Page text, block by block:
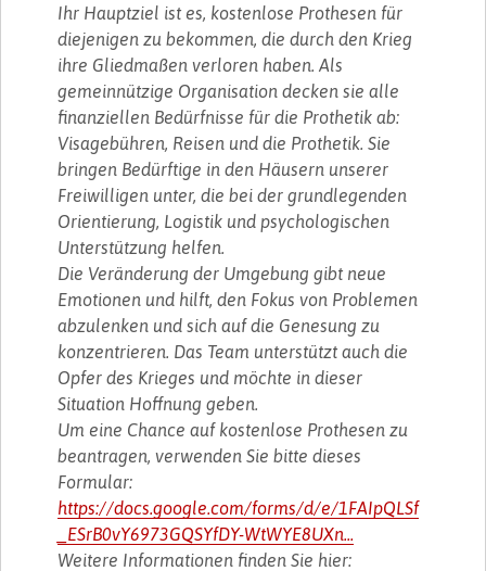
Ihr Hauptziel ist es, kostenlose Prothesen für
diejenigen zu bekommen, die durch den Krieg
ihre Gliedmaßen verloren haben. Als
gemeinnützige Organisation decken sie alle
finanziellen Bedürfnisse für die Prothetik ab:
Visagebühren, Reisen und die Prothetik. Sie
bringen Bedürftige in den Häusern unserer
Freiwilligen unter, die bei der grundlegenden
Orientierung, Logistik und psychologischen
Unterstützung helfen.
Die Veränderung der Umgebung gibt neue
Emotionen und hilft, den Fokus von Problemen
abzulenken und sich auf die Genesung zu
konzentrieren. Das Team unterstützt auch die
Opfer des Krieges und möchte in dieser
Situation Hoffnung geben.
Um eine Chance auf kostenlose Prothesen zu
beantragen, verwenden Sie bitte dieses
Formular:
https://docs.google.com/forms/d/e/1FAIpQLSf
_ESrB0vY6973GQSYfDY-WtWYE8UXn...
Weitere Informationen finden Sie hier: